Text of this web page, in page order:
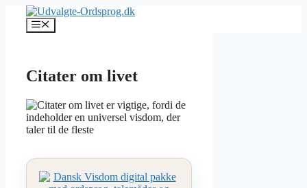
indhold
Menu
Citater om livet